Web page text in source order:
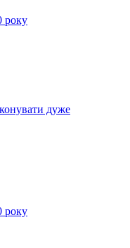
року
дуже
року